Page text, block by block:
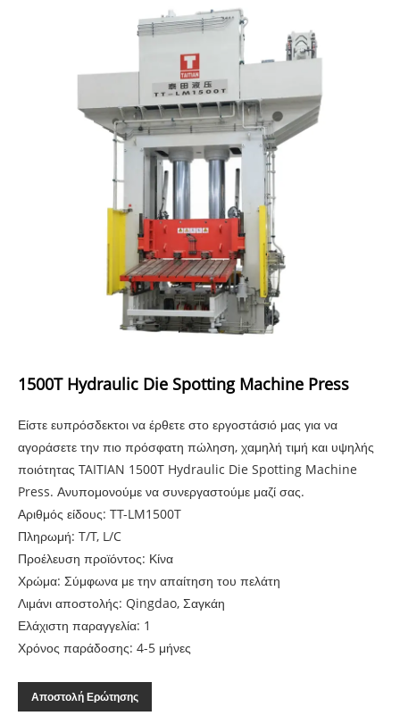
1500T Hydraulic Die Spotting Machine Press
Είστε ευπρόσδεκτοι να έρθετε στο εργοστάσιό μας για να
αγοράσετε την πιο πρόσφατη πώληση, χαμηλή τιμή και υψηλής
ποιότητας TAITIAN 1500T Hydraulic Die Spotting Machine
Press. Ανυπομονούμε να συνεργαστούμε μαζί σας.
Αριθμός είδους: TT-LM1500T
Πληρωμή: T/T, L/C
Προέλευση προϊόντος: Κίνα
Χρώμα: Σύμφωνα με την απαίτηση του πελάτη
Λιμάνι αποστολής: Qingdao, Σαγκάη
Ελάχιστη παραγγελία: 1
Χρόνος παράδοσης: 4-5 μήνες
Αποστολή Ερώτησης